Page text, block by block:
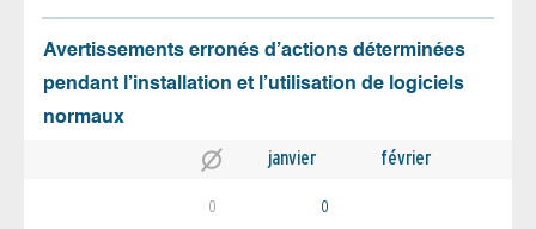
Avertissements erronés d’actions déterminées
pendant l’installation et l’utilisation de logiciels
normaux
janvier février
0 0